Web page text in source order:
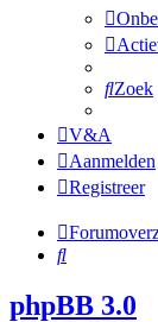
Zoek
V&A
Aanmelden
Registreer
Zoek
phpBB 3.0